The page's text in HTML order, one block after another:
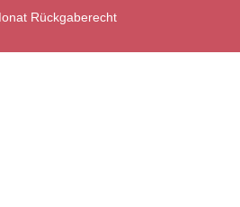
Rückgaberecht